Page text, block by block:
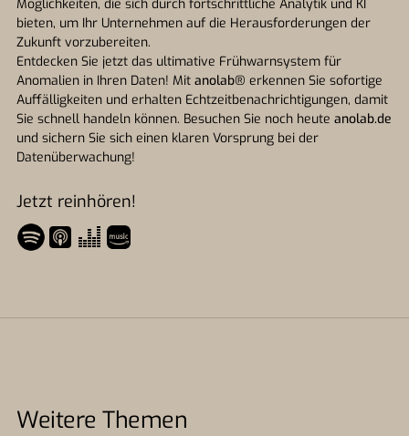
Möglichkeiten, die sich durch fortschrittliche Analytik und KI
bieten, um Ihr Unternehmen auf die Herausforderungen der
Zukunft vorzubereiten.
Entdecken Sie jetzt das ultimative Frühwarnsystem für
Anomalien in Ihren Daten! Mit anolab® erkennen Sie sofortige
Auffälligkeiten und erhalten Echtzeitbenachrichtigungen, damit
Sie schnell handeln können. Besuchen Sie noch heute anolab.de
und sichern Sie sich einen klaren Vorsprung bei der
Datenüberwachung!
Jetzt reinhören!
Weitere Themen